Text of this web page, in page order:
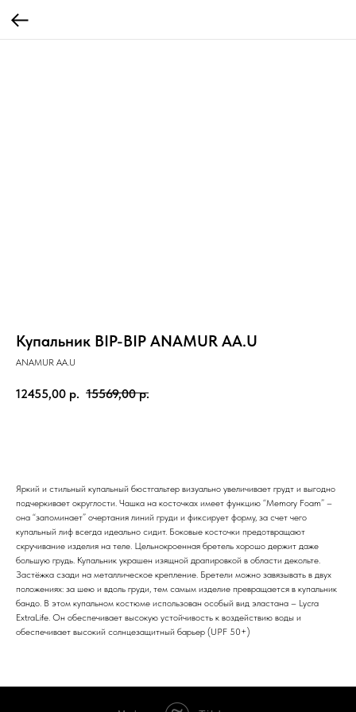
Купальник BIP-BIP ANAMUR AA.U
ANAMUR AA.U
12455,00 р. 15569,00 р.
Яркий и стильный купальный бюстгальтер визуально увеличивает грудт и выгодно
подчеркивает округлости. Чашка на косточках имеет функцию “Memory Foam” –
она “запоминает” очертания линий груди и фиксирует форму, за счет чего
купальный лиф всегда идеально сидит. Боковые косточки предотвращают
скручивание изделия на теле. Цельнокроенная бретель хорошо держит даже
большую грудь. Купальник украшен изящной драпировкой в области декольте.
Застёжка сзади на металлическое крепление. Бретели можно завязывать в двух
положениях: за шею и вдоль груди, тем самым изделие превращается в купальник
бандо. В этом купальном костюме использован особый вид эластана – Lycra
ExtraLife. Он обеспечивает высокую устойчивость к воздействию воды и
обеспечивает высокий солнцезащитный барьер (UPF 50+)